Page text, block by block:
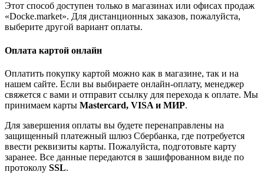
Этот способ доступен только в магазинах или офисах продаж
«Docke.market». Для дистанционных заказов, пожалуйста,
выберите другой вариант оплаты.
Оплата картой онлайн
Оплатить покупку картой можно как в магазине, так и на
нашем сайте. Если вы выбираете онлайн-оплату, менеджер
свяжется с вами и отправит ссылку для перехода к оплате. Мы
принимаем карты Mastercard, VISA и МИР.
Для завершения оплаты вы будете перенаправлены на
защищенный платежный шлюз Сбербанка, где потребуется
ввести реквизиты карты. Пожалуйста, подготовьте карту
заранее. Все данные передаются в зашифрованном виде по
протоколу SSL.